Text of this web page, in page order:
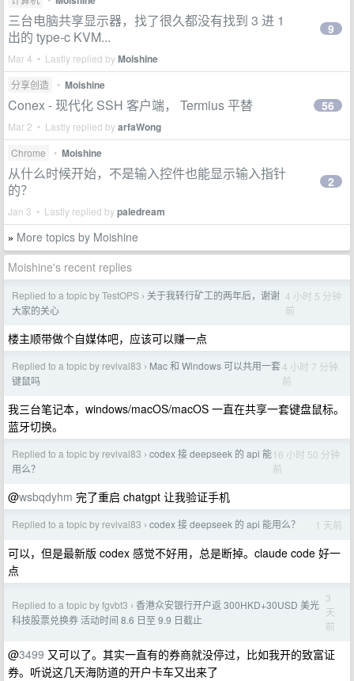
三台电脑共享显示器，找了很久都没有找到 3 进 1
出的 type-c KVM...
Mar 4 • Lastly replied byMoishine
9
分享创造 • Moishine
Conex - 现代化 SSH 客户端， Termius 平替
Mar 2 • Lastly replied byarfaWong
56
Chrome • Moishine
从什么时候开始，不是输入控件也能显示输入指针
的？
Jan 3 • Lastly replied bypaledream
2
» More topics by Moishine
Moishine's recent replies
Replied to a topic by TestOPS › 关于我转行矿工的两年后，谢谢
大家的关心
4 小时 5 分钟
前
楼主顺带做个自媒体吧，应该可以赚一点
Replied to a topic by revival83 › Mac 和 Windows 可以共用一套
键鼠吗
4 小时 7 分钟
前
我三台笔记本，windows/macOS/macOS 一直在共享一套键盘鼠标。
蓝牙切换。
Replied to a topic by revival83 › codex 接 deepseek 的 api 能
用么？
16 小时 50 分钟
前
@wsbqdyhm 完了重启 chatgpt 让我验证手机
Replied to a topic by revival83 › codex 接 deepseek 的 api 能用么？ 1 天前
可以，但是最新版 codex 感觉不好用，总是断掉。claude code 好一
点
Replied to a topic by fgvbt3 › 香港众安银行开户返 300HKD+30USD 美光
科技股票兑换券 活动时间 8.6 日至 9.9 日截止
3
天
前
@3499 又可以了。其实一直有的券商就没停过，比如我开的致富证
券。听说这几天海防道的开户卡车又出来了